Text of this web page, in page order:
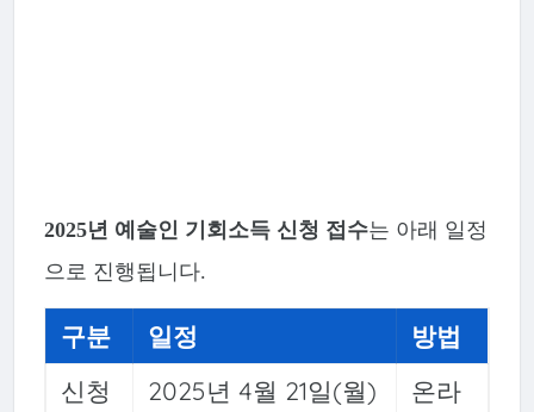
2025년 예술인 기회소득 신청 접수는 아래 일정
으로 진행됩니다.
구분 일정
방법
신청
2025년 4월 21일(월)
온라